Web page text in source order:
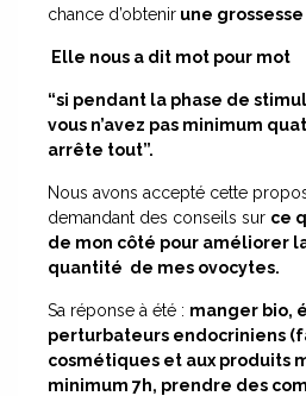
chance d’obtenir une
Elle nous a dit mot pour mot
“si pendant la phase de
vous n’avez pas minimum
arrête tout”.
Nous avons accepté cette
demandant des conseils sur ce
de mon côté pour améliorer
quantité de mes ovocytes.
Sa réponse à été : manger bio,
perturbateurs endocriniens
cosmétiques et aux produits
minimum 7h, prendre des